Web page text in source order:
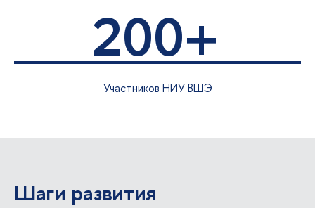
200+
Участников НИУ ВШЭ
Шаги развития